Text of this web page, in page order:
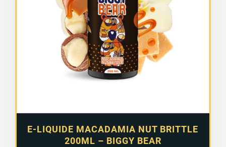
E-LIQUIDE MACADAMIA NUT BRITTLE
200ML – BIGGY BEAR